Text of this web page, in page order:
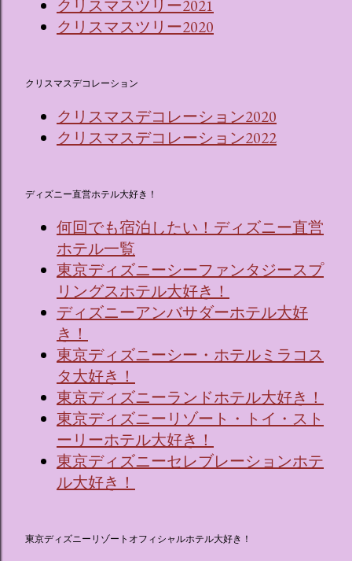
クリスマスツリー2021
クリスマスツリー2020
クリスマスデコレーション
クリスマスデコレーション2020
クリスマスデコレーション2022
ディズニー直営ホテル大好き！
何回でも宿泊したい！ディズニー直営
ホテル一覧
東京ディズニーシーファンタジースプ
リングスホテル大好き！
ディズニーアンバサダーホテル大好
き！
東京ディズニーシー・ホテルミラコス
タ大好き！
東京ディズニーランドホテル大好き！
東京ディズニーリゾート・トイ・スト
ーリーホテル大好き！
東京ディズニーセレブレーションホテ
ル大好き！
東京ディズニーリゾートオフィシャルホテル大好き！